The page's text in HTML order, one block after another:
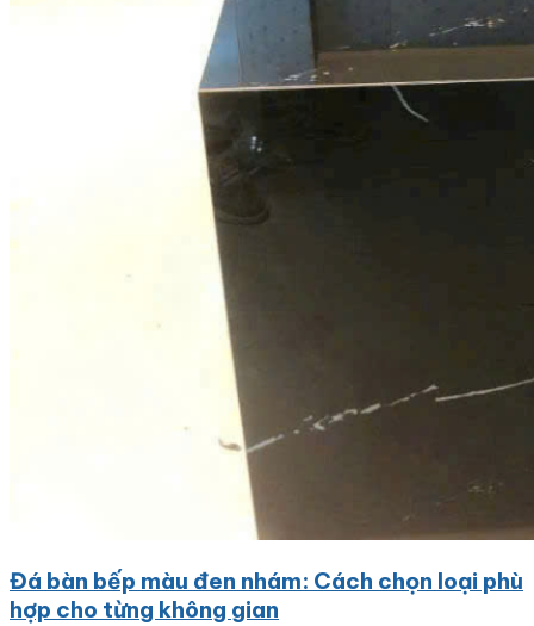
Đá bàn bếp màu đen nhám: Cách chọn loại phù
hợp cho từng không gian